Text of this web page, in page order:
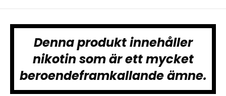
Denna produkt innehåller
nikotin som är ett mycket
beroendeframkallande ämne.